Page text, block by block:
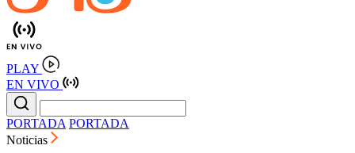
PLAY
EN VIVO
PORTADA PORTADA
Noticias